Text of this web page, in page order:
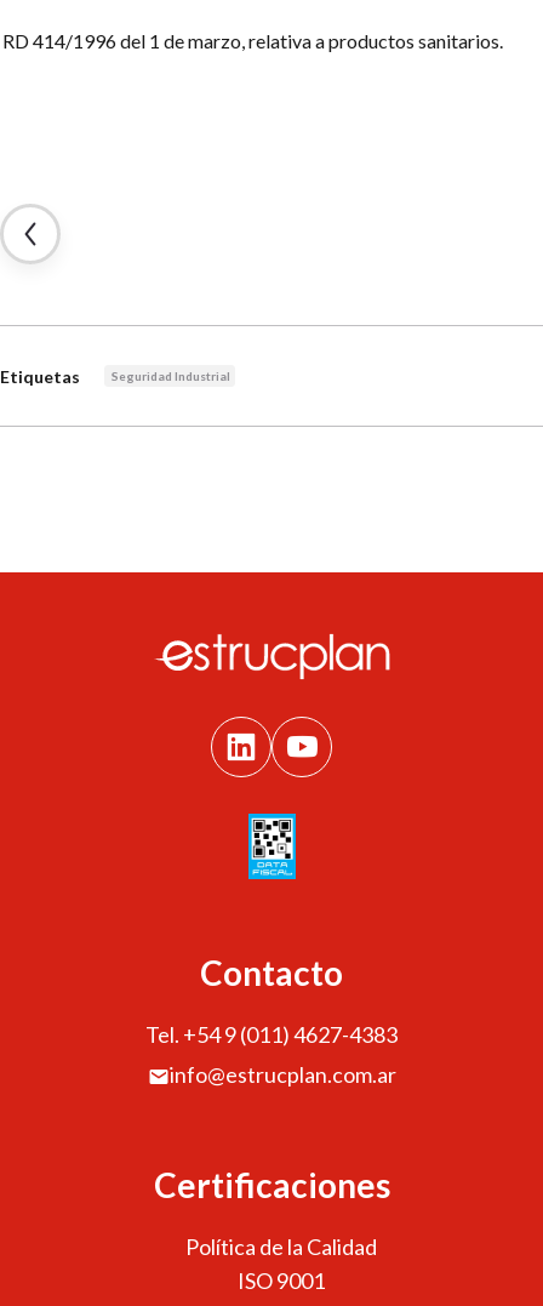
RD 414/1996 del 1 de marzo, relativa a productos sanitarios.
Etiquetas Seguridad Industrial
Contacto
Tel. +54 9 (011) 4627-4383
info@estrucplan.com.ar
Certificaciones
Política de la Calidad
ISO 9001